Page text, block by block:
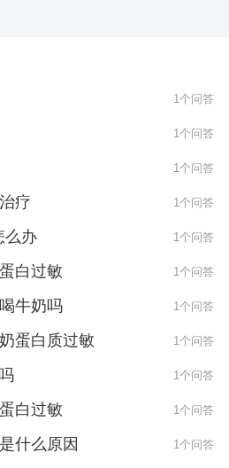
1个问答
1个问答
1个问答
疗 1个问答
么办 1个问答
白过敏 1个问答
牛奶吗 1个问答
蛋白质过敏 1个问答
1个问答
白过敏 1个问答
什么原因 1个问答